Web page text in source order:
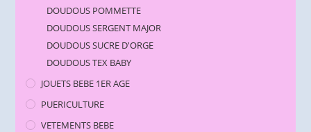
DOUDOUS POMMETTE
DOUDOUS SERGENT MAJOR
DOUDOUS SUCRE D'ORGE
DOUDOUS TEX BABY
JOUETS BEBE 1ER AGE
PUERICULTURE
VETEMENTS BEBE